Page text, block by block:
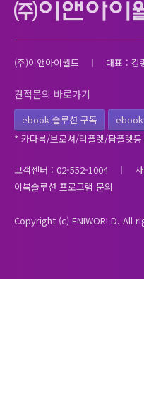
(주)이앤아이월드 대표 : 강
견적문의 바로가기
ebook 솔루션 구독
* 카다록/브로셔/리플렛/팜플렛
고객센터 : 02-552-1004
이북솔루션 프로그램 문의
Copyright (c) ENIWORLD. All